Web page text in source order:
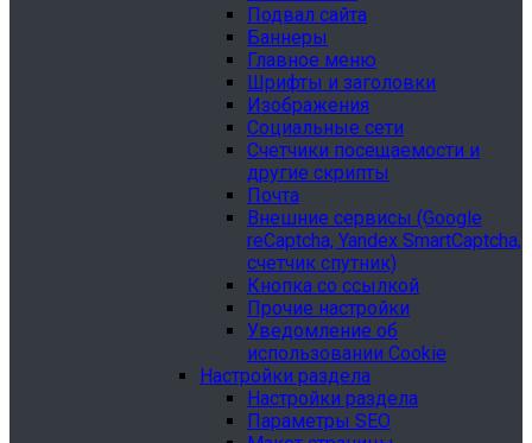
Подвал сайта
Баннеры
Главное меню
Шрифты и заголовки
Изображения
Социальные сети
Счетчики посещаемости и
другие скрипты
Почта
Внешние сервисы (Google
reCaptcha, Yandex SmartCaptcha,
счетчик спутник)
Кнопка со ссылкой
Прочие настройки
Уведомление об
использовании Cookie
Настройки раздела
Настройки раздела
Параметры SEO